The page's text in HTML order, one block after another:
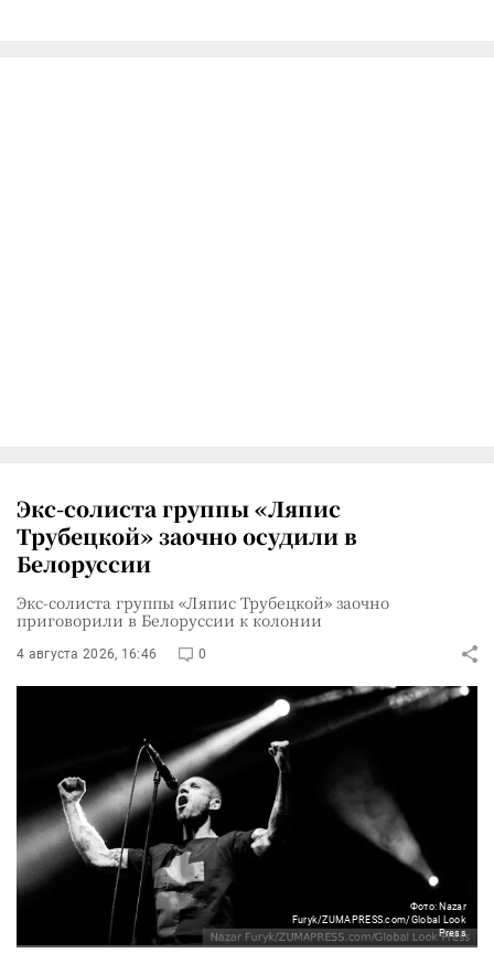
Экс-солиста группы «Ляпис
Трубецкой» заочно осудили в
Белоруссии
Экс-солиста группы «Ляпис Трубецкой» заочно
приговорили в Белоруссии к колонии
4 августа 2026, 16:46 0
Фото: Nazar
Furyk/ZUMAPRESS.com/Global Look
Press